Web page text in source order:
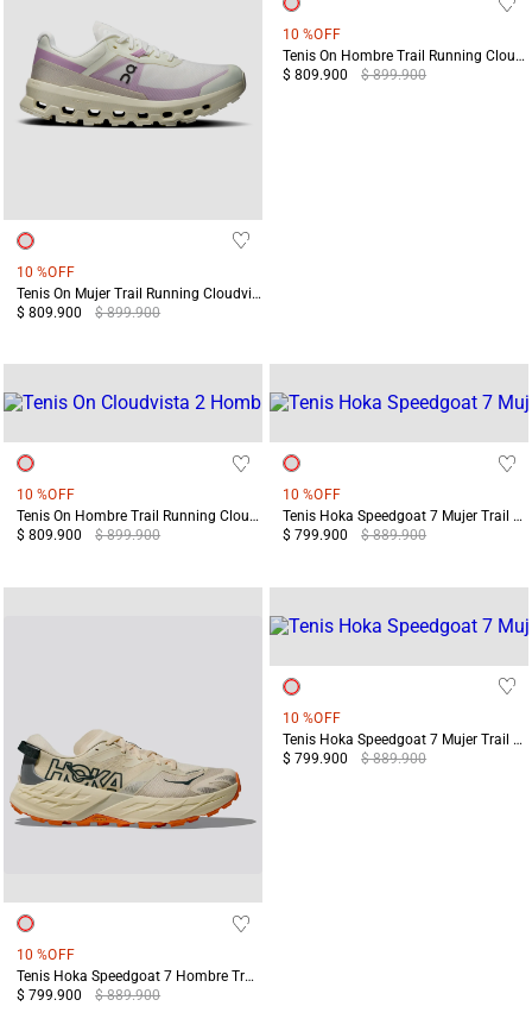
10 %OFF
Tenis On Mujer Trail Running Cloudvista 2 Blanco/Morado
$ 809.900
$ 899.900
10 %OFF
Tenis On Hombre Trail Running Cloudvista 2 Negro
$ 809.900
$ 899.900
10 %OFF
Tenis On Hombre Trail Running Cloudvista 2 Blanco/Verde
$ 809.900
$ 899.900
10 %OFF
Tenis Hoka Speedgoat 7 Mujer Trail Running Amarillo/ Terreo
$ 799.900
$ 889.900
10 %OFF
Tenis Hoka Speedgoat 7 Hombre Trail Running Amarillo/ Terreo
$ 799.900
$ 889.900
10 %OFF
Tenis Hoka Speedgoat 7 Mujer Trail Running Morado/Azul
$ 799.900
$ 889.900